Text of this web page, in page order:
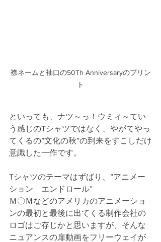
襟ネームと袖口の50Th Anniversaryのプリン
ト
といっても、ナツ～っ！ウミィ～てい
う感じのTシャツではなく、やがてやっ
てくるの”文化の秋”の到来をすこしだけ
意識した一作です。
Tシャツのテーマはずばり、”アニメー
ション　エンドロール”
Ｍ〇Ｍなどのアメリカのアニメーショ
ンの最初と最後に出てくる制作会社の
ロゴはご存じかと思いますが、そんな
ニュアンスの扉動画をフリーウェイが